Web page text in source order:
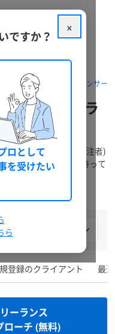
ビジネスの立ち上げならランサーズ
で注目のクラ
いるクライアント (発注者)
あなたからの提案を待って
ールページから
通信・インターネット
・雑誌・出版
登録のクライアント 最
ーランス
ローチ (無料)
×
ですか？
ロとして
を受けたい
ら